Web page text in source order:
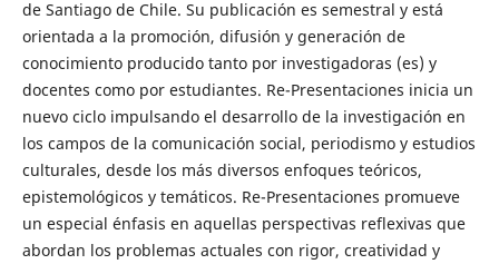
de Santiago de Chile. Su publicación es semestral y está
orientada a la promoción, difusión y generación de
conocimiento producido tanto por investigadoras (es) y
docentes como por estudiantes. Re-Presentaciones inicia un
nuevo ciclo impulsando el desarrollo de la investigación en
los campos de la comunicación social, periodismo y estudios
culturales, desde los más diversos enfoques teóricos,
epistemológicos y temáticos. Re-Presentaciones promueve
un especial énfasis en aquellas perspectivas reflexivas que
abordan los problemas actuales con rigor, creatividad y